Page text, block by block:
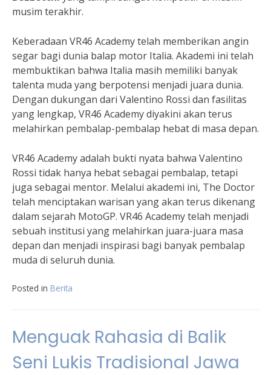
musim terakhir.
Keberadaan VR46 Academy telah memberikan angin
segar bagi dunia balap motor Italia. Akademi ini telah
membuktikan bahwa Italia masih memiliki banyak
talenta muda yang berpotensi menjadi juara dunia.
Dengan dukungan dari Valentino Rossi dan fasilitas
yang lengkap, VR46 Academy diyakini akan terus
melahirkan pembalap-pembalap hebat di masa depan.
VR46 Academy adalah bukti nyata bahwa Valentino
Rossi tidak hanya hebat sebagai pembalap, tetapi
juga sebagai mentor. Melalui akademi ini, The Doctor
telah menciptakan warisan yang akan terus dikenang
dalam sejarah MotoGP. VR46 Academy telah menjadi
sebuah institusi yang melahirkan juara-juara masa
depan dan menjadi inspirasi bagi banyak pembalap
muda di seluruh dunia.
Posted in Berita
Menguak Rahasia di Balik
Seni Lukis Tradisional Jawa